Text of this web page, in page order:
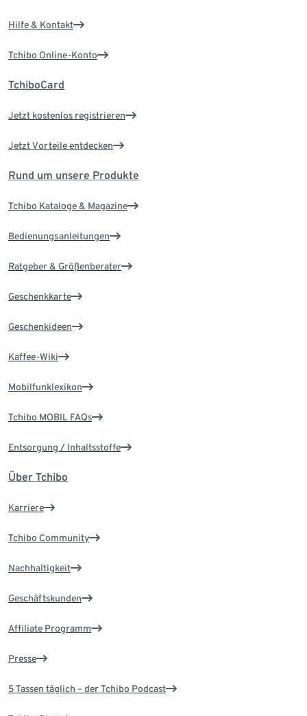
Hilfe & Kontakt
Tchibo Online-Konto
TchiboCard
Jetzt kostenlos registrieren
Jetzt Vorteile entdecken
Rund um unsere Produkte
Tchibo Kataloge & Magazine
Bedienungsanleitungen
Ratgeber & Größenberater
Geschenkkarte
Geschenkideen
Kaffee-Wiki
Mobilfunklexikon
Tchibo MOBIL FAQs
Entsorgung / Inhaltsstoffe
Über Tchibo
Karriere
Tchibo Community
Nachhaltigkeit
Geschäftskunden
Affiliate Programm
Presse
5 Tassen täglich – der Tchibo Podcast